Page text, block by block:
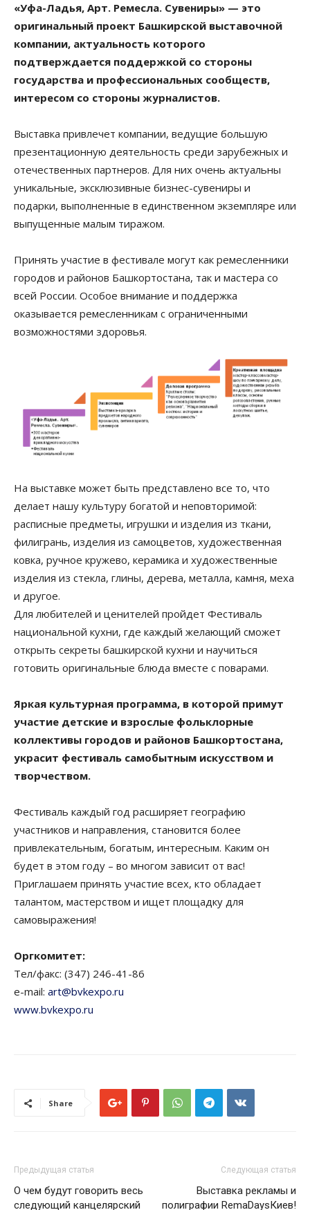
«Уфа-Ладья, Арт. Ремесла. Сувениры» — это
оригинальный проект Башкирской выставочной
компании, актуальность которого
подтверждается поддержкой со стороны
государства и профессиональных сообществ,
интересом со стороны журналистов.
Выставка привлечет компании, ведущие большую
презентационную деятельность среди зарубежных и
отечественных партнеров. Для них очень актуальны
уникальные, эксклюзивные бизнес-сувениры и
подарки, выполненные в единственном экземпляре или
выпущенные малым тиражом.
Принять участие в фестивале могут как ремесленники
городов и районов Башкортостана, так и мастера со
всей России. Особое внимание и поддержка
оказывается ремесленникам с ограниченными
возможностями здоровья.
На выставке может быть представлено все то, что
делает нашу культуру богатой и неповторимой:
расписные предметы, игрушки и изделия из ткани,
филигрань, изделия из самоцветов, художественная
ковка, ручное кружево, керамика и художественные
изделия из стекла, глины, дерева, металла, камня, меха
и другое.
Для любителей и ценителей пройдет Фестиваль
национальной кухни, где каждый желающий сможет
открыть секреты башкирской кухни и научиться
готовить оригинальные блюда вместе с поварами.
Яркая культурная программа, в которой примут
участие детские и взрослые фольклорные
коллективы городов и районов Башкортостана,
украсит фестиваль самобытным искусством и
творчеством.
Фестиваль каждый год расширяет географию
участников и направления, становится более
привлекательным, богатым, интересным. Каким он
будет в этом году – во многом зависит от вас!
Приглашаем принять участие всех, кто обладает
талантом, мастерством и ищет площадку для
самовыражения!
Оргкомитет:
Тел/факс: (347) 246-41-86
e-mail: art@bvkexpo.ru
www.bvkexpo.ru
Share
Предыдущая статья
О чем будут говорить весь
следующий канцелярский
Следующая статья
Выставка рекламы и
полиграфии RemaDaysКиев!